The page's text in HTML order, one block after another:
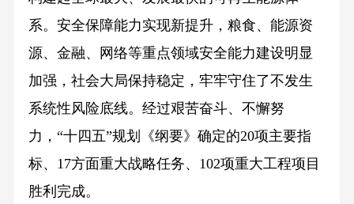
系。安全保障能力实现新提升，粮食、能源资
源、金融、网络等重点领域安全能力建设明显
加强，社会大局保持稳定，牢牢守住了不发生
系统性风险底线。经过艰苦奋斗、不懈努
力，“十四五”规划《纲要》确定的20项主要指
标、17方面重大战略任务、102项重大工程项目
胜利完成。